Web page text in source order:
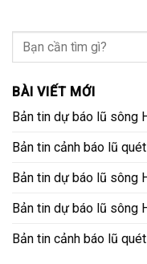
BÀI VIẾT MỚI
Bản tin dự báo lũ sông
Bản tin cảnh báo lũ
Bản tin dự báo lũ sông
Bản tin dự báo lũ sông
Bản tin cảnh báo lũ